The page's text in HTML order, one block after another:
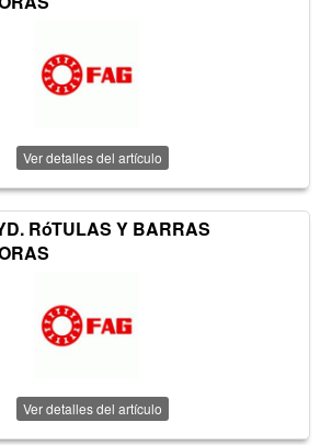
Ver detalles del artículo
RóTULAS Y BARRAS
Ver detalles del artículo